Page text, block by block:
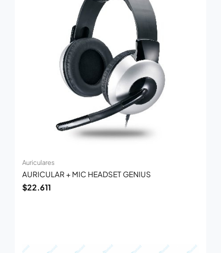
Auriculares
AURICULAR + MIC HEADSET GENIUS
$22.611